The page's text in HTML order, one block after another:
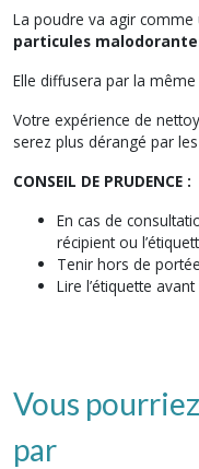
La poudre va agir comme
particules
Elle diffusera par la
Votre expérience de
serez plus dérangé par
CONSEIL DE PRUDENCE :
En cas de
récipient ou
Tenir hors de
Lire l’étiquette
Vous
par